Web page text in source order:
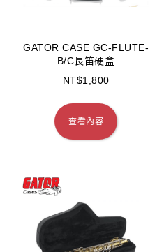
GATOR CASE GC-FLUTE-
B/C長笛硬盒
NT$1,800
查看內容